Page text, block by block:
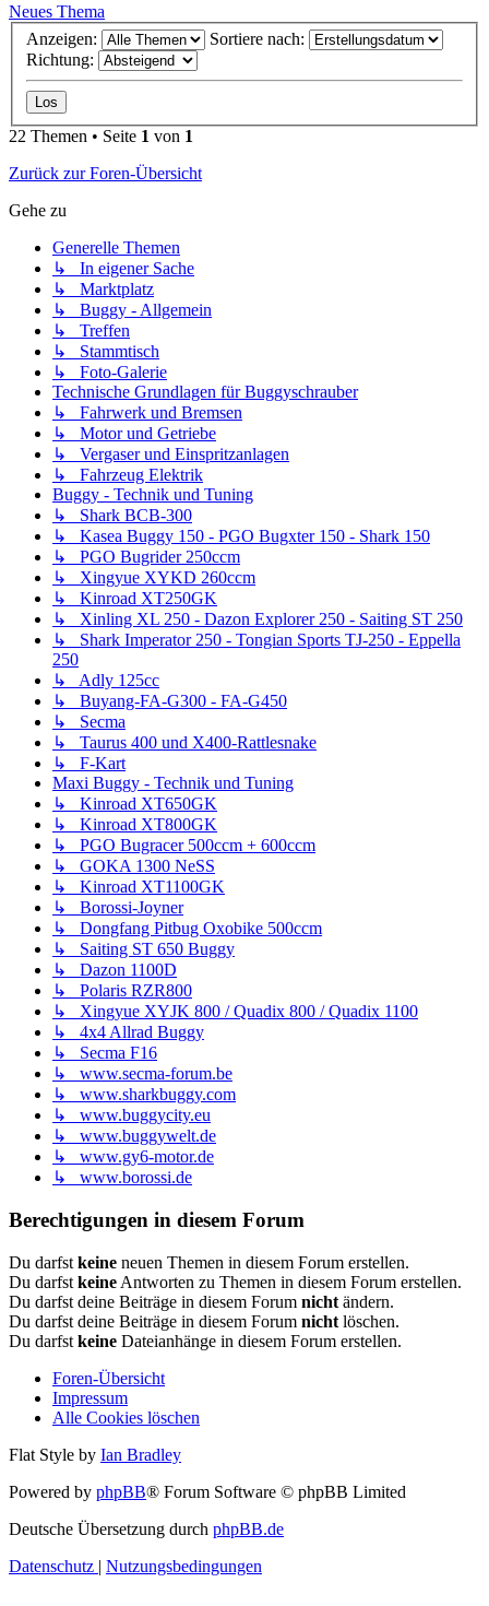
Neues Thema
Anzeigen:
Sortiere nach:
Richtung:
22 Themen • Seite 1 von 1
Zurück zur Foren-Übersicht
Gehe zu
Generelle Themen
↳ In eigener Sache
↳ Marktplatz
↳ Buggy - Allgemein
↳ Treffen
↳ Stammtisch
↳ Foto-Galerie
Technische Grundlagen für Buggyschrauber
↳ Fahrwerk und Bremsen
↳ Motor und Getriebe
↳ Vergaser und Einspritzanlagen
↳ Fahrzeug Elektrik
Buggy - Technik und Tuning
↳ Shark BCB-300
↳ Kasea Buggy 150 - PGO Bugxter 150 - Shark 150
↳ PGO Bugrider 250ccm
↳ Xingyue XYKD 260ccm
↳ Kinroad XT250GK
↳ Xinling XL 250 - Dazon Explorer 250 - Saiting ST 250
↳ Shark Imperator 250 - Tongian Sports TJ-250 - Eppella
250
↳ Adly 125cc
↳ Buyang-FA-G300 - FA-G450
↳ Secma
↳ Taurus 400 und X400-Rattlesnake
↳ F-Kart
Maxi Buggy - Technik und Tuning
↳ Kinroad XT650GK
↳ Kinroad XT800GK
↳ PGO Bugracer 500ccm + 600ccm
↳ GOKA 1300 NeSS
↳ Kinroad XT1100GK
↳ Borossi-Joyner
↳ Dongfang Pitbug Oxobike 500ccm
↳ Saiting ST 650 Buggy
↳ Dazon 1100D
↳ Polaris RZR800
↳ Xingyue XYJK 800 / Quadix 800 / Quadix 1100
↳ 4x4 Allrad Buggy
↳ Secma F16
↳ www.secma-forum.be
↳ www.sharkbuggy.com
↳ www.buggycity.eu
↳ www.buggywelt.de
↳ www.gy6-motor.de
↳ www.borossi.de
Berechtigungen in diesem Forum
Du darfst keine neuen Themen in diesem Forum erstellen.
Du darfst keine Antworten zu Themen in diesem Forum erstellen.
Du darfst deine Beiträge in diesem Forum nicht ändern.
Du darfst deine Beiträge in diesem Forum nicht löschen.
Du darfst keine Dateianhänge in diesem Forum erstellen.
Foren-Übersicht
Impressum
Alle Cookies löschen
Flat Style by Ian Bradley
Powered by phpBB® Forum Software © phpBB Limited
Deutsche Übersetzung durch phpBB.de
Datenschutz | Nutzungsbedingungen